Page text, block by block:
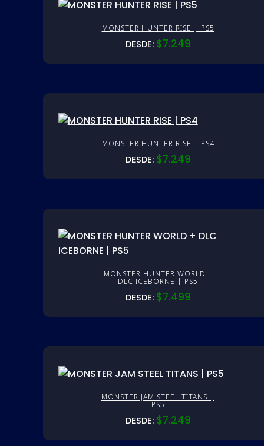
MONSTER HUNTER RISE | PS5
DESDE: $7.249
MONSTER HUNTER RISE | PS4
DESDE: $7.249
MONSTER HUNTER WORLD +
DLC ICEBORNE | PS5
DESDE: $7.499
MONSTER JAM STEEL TITANS |
PS5
DESDE: $7.249